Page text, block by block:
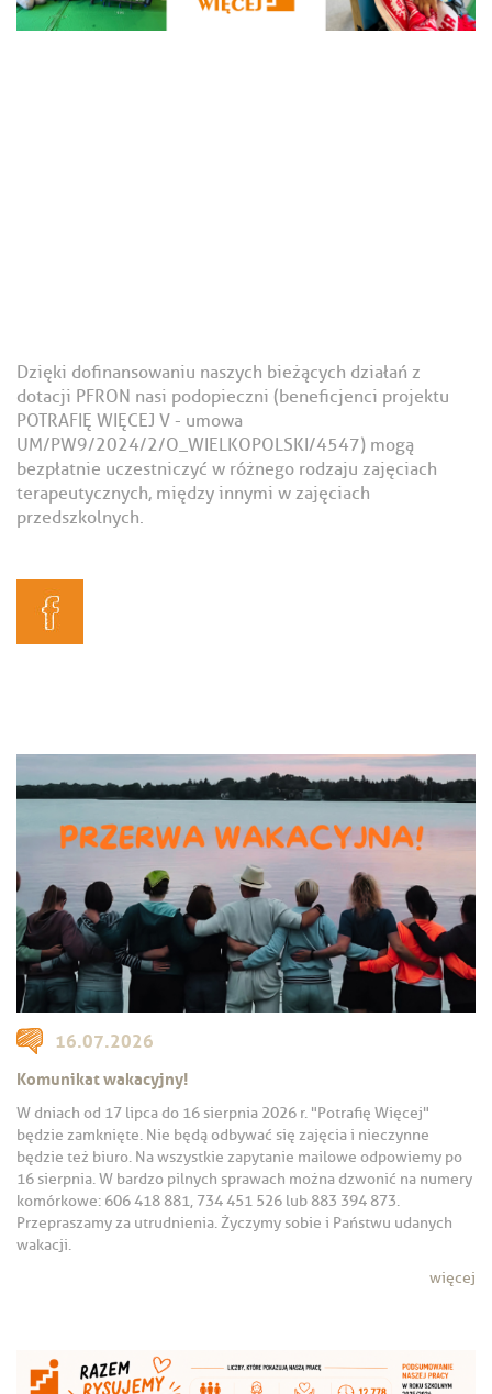
Dzięki dofinansowaniu naszych bieżących działań z
dotacji PFRON nasi podopieczni (beneficjenci projektu
POTRAFIĘ WIĘCEJ V - umowa
UM/PW9/2024/2/O_WIELKOPOLSKI/4547) mogą
bezpłatnie uczestniczyć w różnego rodzaju zajęciach
terapeutycznych, między innymi w zajęciach
przedszkolnych.
16.07.2026
Komunikat wakacyjny!
W dniach od 17 lipca do 16 sierpnia 2026 r. "Potrafię Więcej"
będzie zamknięte. Nie będą odbywać się zajęcia i nieczynne
będzie też biuro. Na wszystkie zapytanie mailowe odpowiemy po
16 sierpnia. W bardzo pilnych sprawach można dzwonić na numery
komórkowe: 606 418 881, 734 451 526 lub 883 394 873.
Przepraszamy za utrudnienia. Życzymy sobie i Państwu udanych
wakacji.
więcej